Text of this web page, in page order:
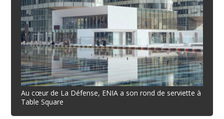
Au cœur de La Défense, ENIA a son rond de serviette à
Table Square